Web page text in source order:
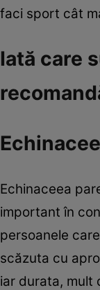
faci sport cât
Iată care
Echinaceea
important în
persoanele
scăzuta cu
iar durata, mult